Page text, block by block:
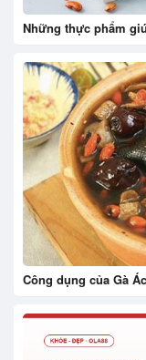
Những thực phẩm
Công dụng của Gà